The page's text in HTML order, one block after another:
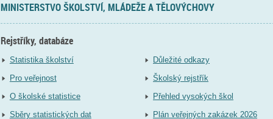
MINISTERSTVO ŠKOLSTVÍ, MLÁDEŽE A TĚLOVÝCHOVY
Rejstříky, databáze
Statistika školství
Pro veřejnost
O školské statistice
Sběry statistických dat
Důležité odkazy
Školský rejstřík
Přehled vysokých škol
Plán veřejných zakázek 2026